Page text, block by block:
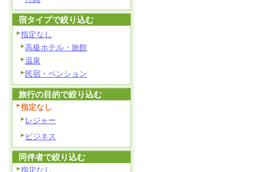
宿タイプで絞り込む
指定なし
高級ホテル・旅館
温泉
民宿・ペンション
旅行の目的で絞り込む
指定なし
レジャー
ビジネス
同伴者で絞り込む
指定なし